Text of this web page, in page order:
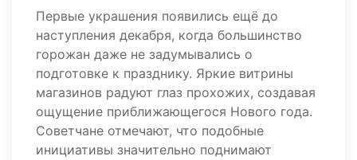
Первые украшения появились ещё до
наступления декабря, когда большинство
горожан даже не задумывались о
подготовке к празднику. Яркие витрины
магазинов радуют глаз прохожих, создавая
ощущение приближающегося Нового года.
Советчане отмечают, что подобные
инициативы значительно поднимают